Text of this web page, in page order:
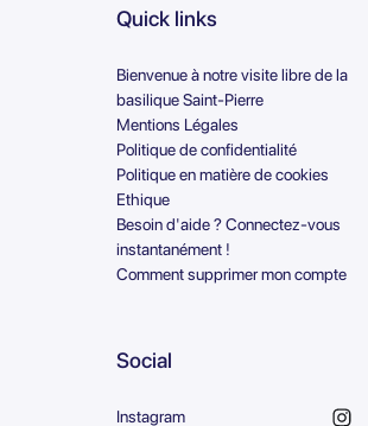
Quick links
Bienvenue à notre visite libre de la
basilique Saint-Pierre
Mentions Légales
Politique de confidentialité
Politique en matière de cookies
Ethique
Besoin d'aide ? Connectez-vous
instantanément !
Comment supprimer mon compte
Social
Instagram